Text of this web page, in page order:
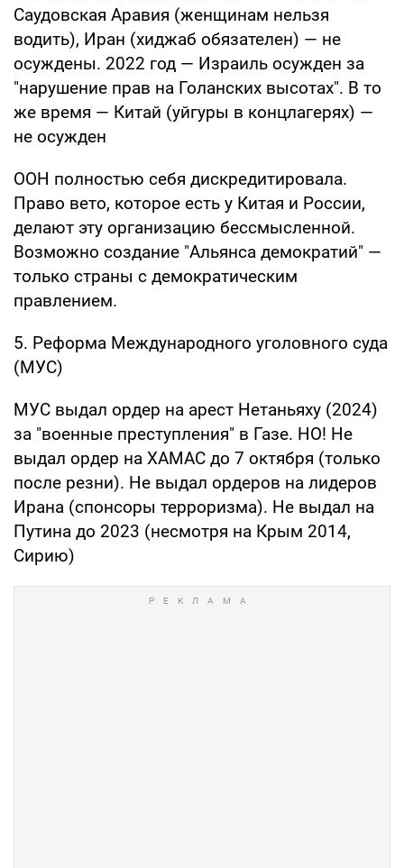
Саудовская Аравия (женщинам нельзя
водить), Иран (хиджаб обязателен) — не
осуждены. 2022 год — Израиль осужден за
"нарушение прав на Голанских высотах". В то
же время — Китай (уйгуры в концлагерях) —
не осужден
ООН полностью себя дискредитировала.
Право вето, которое есть у Китая и России,
делают эту организацию бессмысленной.
Возможно создание "Альянса демократий" —
только страны с демократическим
правлением.
5. Реформа Международного уголовного суда
(МУС)
МУС выдал ордер на арест Нетаньяху (2024)
за "военные преступления" в Газе. НО! Не
выдал ордер на ХАМАС до 7 октября (только
после резни). Не выдал ордеров на лидеров
Ирана (спонсоры терроризма). Не выдал на
Путина до 2023 (несмотря на Крым 2014,
Сирию)